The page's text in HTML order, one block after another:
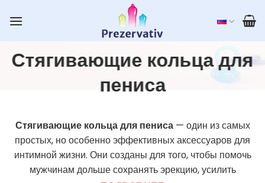
Стягивающие кольца для
пениса
Стягивающие кольца для пениса— один из самых
простых, но особенно эффективных аксессуаров для
интимной жизни. Они созданы для того, чтобы помочь
мужчинам дольше сохранять эрекцию, усилить